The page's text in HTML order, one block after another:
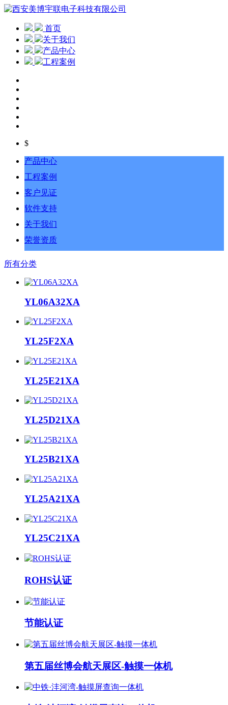
首页
关于我们
产品中心
工程案例
$
产品中心
工程案例
客户见证
软件支持
关于我们
荣誉资质
所有分类
YL06A32XA
YL25F2XA
YL25E21XA
YL25D21XA
YL25B21XA
YL25A21XA
YL25C21XA
ROHS认证
节能认证
第五届丝博会航天展区-触摸一体机